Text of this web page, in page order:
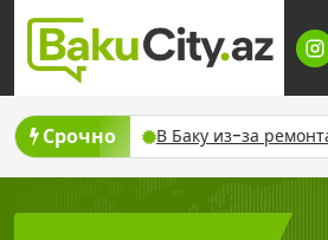
Skip
content
Срочно
газ В Баку из-за